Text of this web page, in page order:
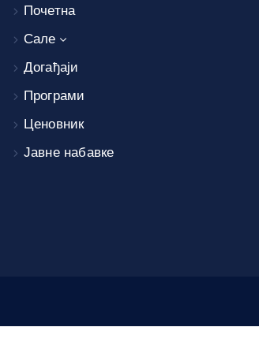
Почетна
Сале
Догађаји
Програми
Ценовник
Јавне набавке